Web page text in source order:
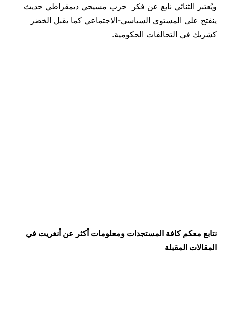
ويُعتبر الثنائي نابع عن فكر حزب مسيحي ديمقراطي حديث
ينفتح على المستوى السياسي-الاجتماعي كما يقبل الخضر
كشريك في التحالفات الحكومية.
نتابع معكم كافة المستجدات ومعلومات أكثر عن أنغريت في
المقالات المقبلة